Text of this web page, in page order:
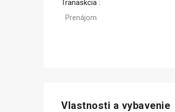
Tranaskcia :
Prenájom
Vlastnosti a vybavenie